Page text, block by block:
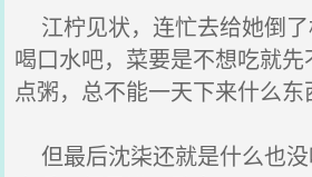
江柠见状，连忙去给她倒了
喝口水吧，菜要是不想吃就
点粥，总不能一天下来什么东
但最后沈柒还就是什么也